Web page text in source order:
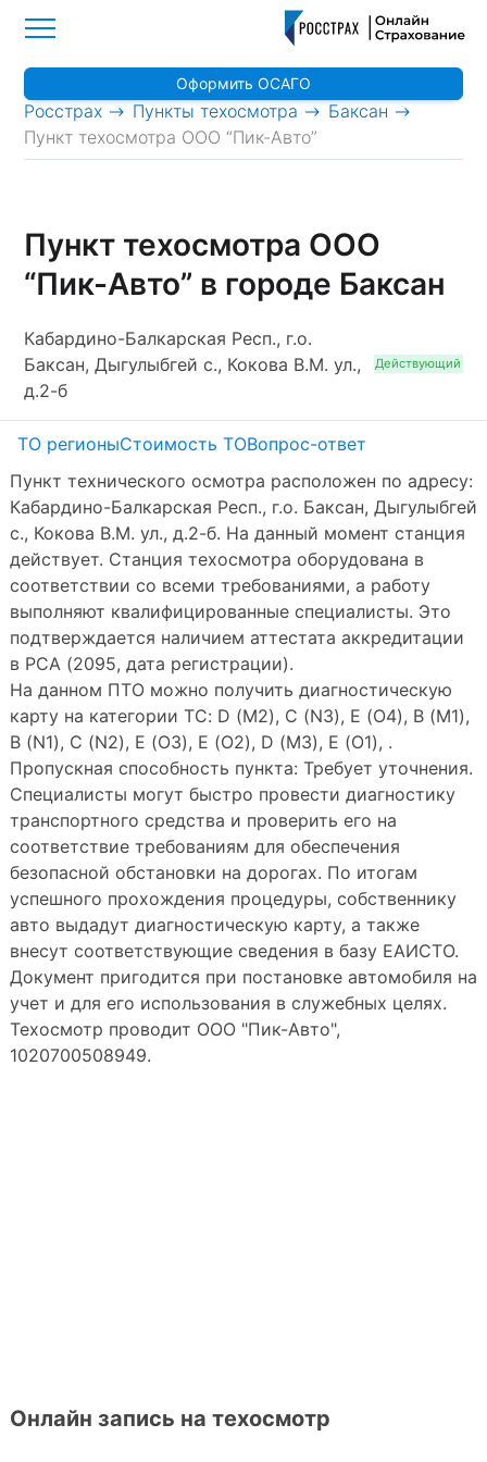
Росстрах > Пункты техосмотра > Баксан
>
Пункт техосмотра ООО “Пик-Авто”
Оформить ОСАГО
Пункт техосмотра ООО
“Пик-Авто” в городе Баксан
Кабардино-Балкарская Респ., г.о.
Баксан, Дыгулыбгей с., Кокова В.М. ул.,
д.2-б
Действующий
ТО регионыСтоимость ТОВопрос-ответ
Пункт технического осмотра расположен по адресу:
Кабардино-Балкарская Респ., г.о. Баксан, Дыгулыбгей
с., Кокова В.М. ул., д.2-б. На данный момент станция
действует. Станция техосмотра оборудована в
соответствии со всеми требованиями, а работу
выполняют квалифицированные специалисты. Это
подтверждается наличием аттестата аккредитации
в РСА (2095, дата регистрации).
На данном ПТО можно получить диагностическую
карту на категории ТС: D (M2), C (N3), E (O4), B (M1),
B (N1), C (N2), E (O3), E (O2), D (M3), E (O1), .
Пропускная способность пункта: Требует уточнения.
Специалисты могут быстро провести диагностику
транспортного средства и проверить его на
соответствие требованиям для обеспечения
безопасной обстановки на дорогах. По итогам
успешного прохождения процедуры, собственнику
авто выдадут диагностическую карту, а также
внесут соответствующие сведения в базу ЕАИСТО.
Документ пригодится при постановке автомобиля на
учет и для его использования в служебных целях.
Техосмотр проводит ООО "Пик-Авто",
1020700508949.
Онлайн запись на техосмотр